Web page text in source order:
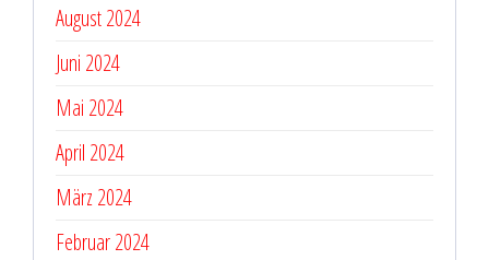
August 2024
Juni 2024
Mai 2024
April 2024
März 2024
Februar 2024